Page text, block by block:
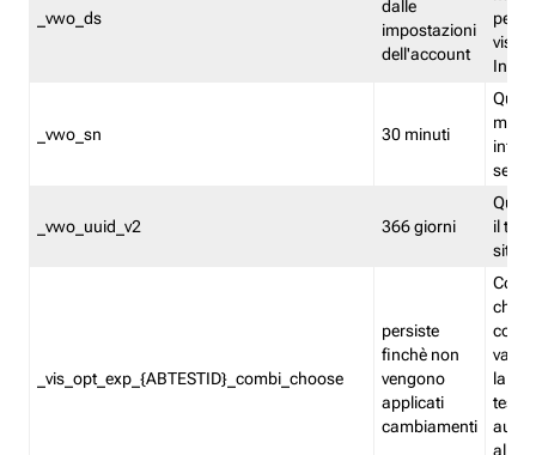
_vwo_ds
dalle
impostazioni
dell'account
_vwo_sn 30 minuti
_vwo_uuid_v2 366 giorni
il
sito
_vis_opt_exp_{ABTESTID}_combi_choose
persiste
finchè non
vengono
applicati
cambiamenti
che
la
test.